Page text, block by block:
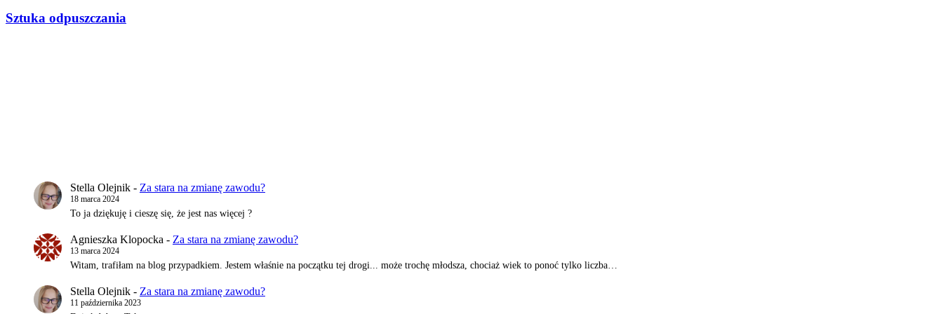
wpisu
Sztuka odpuszczania
Stella Olejnik - Za stara na zmianę zawodu?
18 marca 2024
To ja dziękuję i cieszę się, że jest nas więcej ?
Agnieszka Klopocka - Za stara na zmianę zawodu?
13 marca 2024
Witam, trafiłam na blog przypadkiem. Jestem właśnie na początku tej drogi... może trochę młodsza, chociaż wiek to ponoć tylko liczba…
Stella Olejnik - Za stara na zmianę zawodu?
11 października 2023